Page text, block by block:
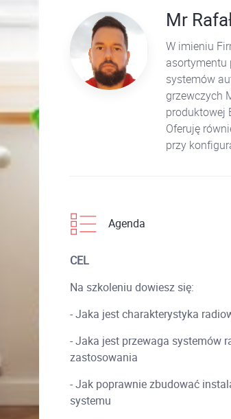
Mr
W imieniu
asortymentu
systemów
grzewczych
produktowej
Oferuję
przy
Agenda
CEL
Na szkoleniu dowiesz się:
- Jaka jest charakterystyka
- Jaka jest przewaga systemów
zastosowania
- Jak poprawnie zbudować
systemu